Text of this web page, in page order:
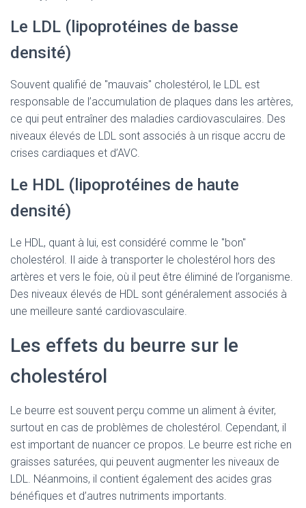
Le LDL (lipoprotéines de basse
densité)
Souvent qualifié de "mauvais" cholestérol, le LDL est
responsable de l’accumulation de plaques dans les artères,
ce qui peut entraîner des maladies cardiovasculaires. Des
niveaux élevés de LDL sont associés à un risque accru de
crises cardiaques et d’AVC.
Le HDL (lipoprotéines de haute
densité)
Le HDL, quant à lui, est considéré comme le "bon"
cholestérol. Il aide à transporter le cholestérol hors des
artères et vers le foie, où il peut être éliminé de l’organisme.
Des niveaux élevés de HDL sont généralement associés à
une meilleure santé cardiovasculaire.
Les effets du beurre sur le
cholestérol
Le beurre est souvent perçu comme un aliment à éviter,
surtout en cas de problèmes de cholestérol. Cependant, il
est important de nuancer ce propos. Le beurre est riche en
graisses saturées, qui peuvent augmenter les niveaux de
LDL. Néanmoins, il contient également des acides gras
bénéfiques et d’autres nutriments importants.